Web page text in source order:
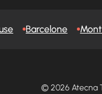
Barcelone
© 2026 Atecna